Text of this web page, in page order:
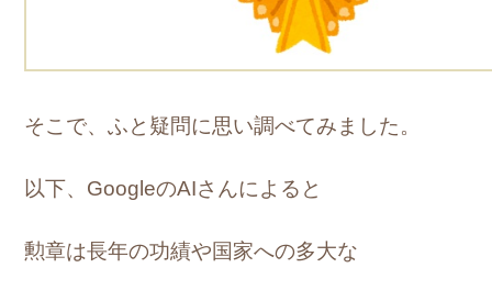
そこで、ふと疑問に思い調べてみました。
以下、GoogleのAIさんによると
勲章は長年の功績や国家への多大な